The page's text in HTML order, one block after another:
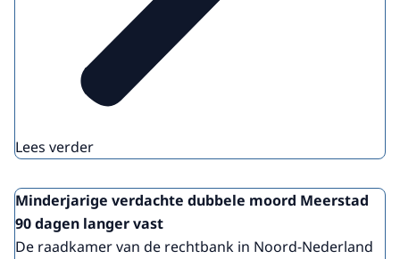
Lees verder
Minderjarige verdachte dubbele moord Meerstad
90 dagen langer vast
De raadkamer van de rechtbank in Noord-Nederland